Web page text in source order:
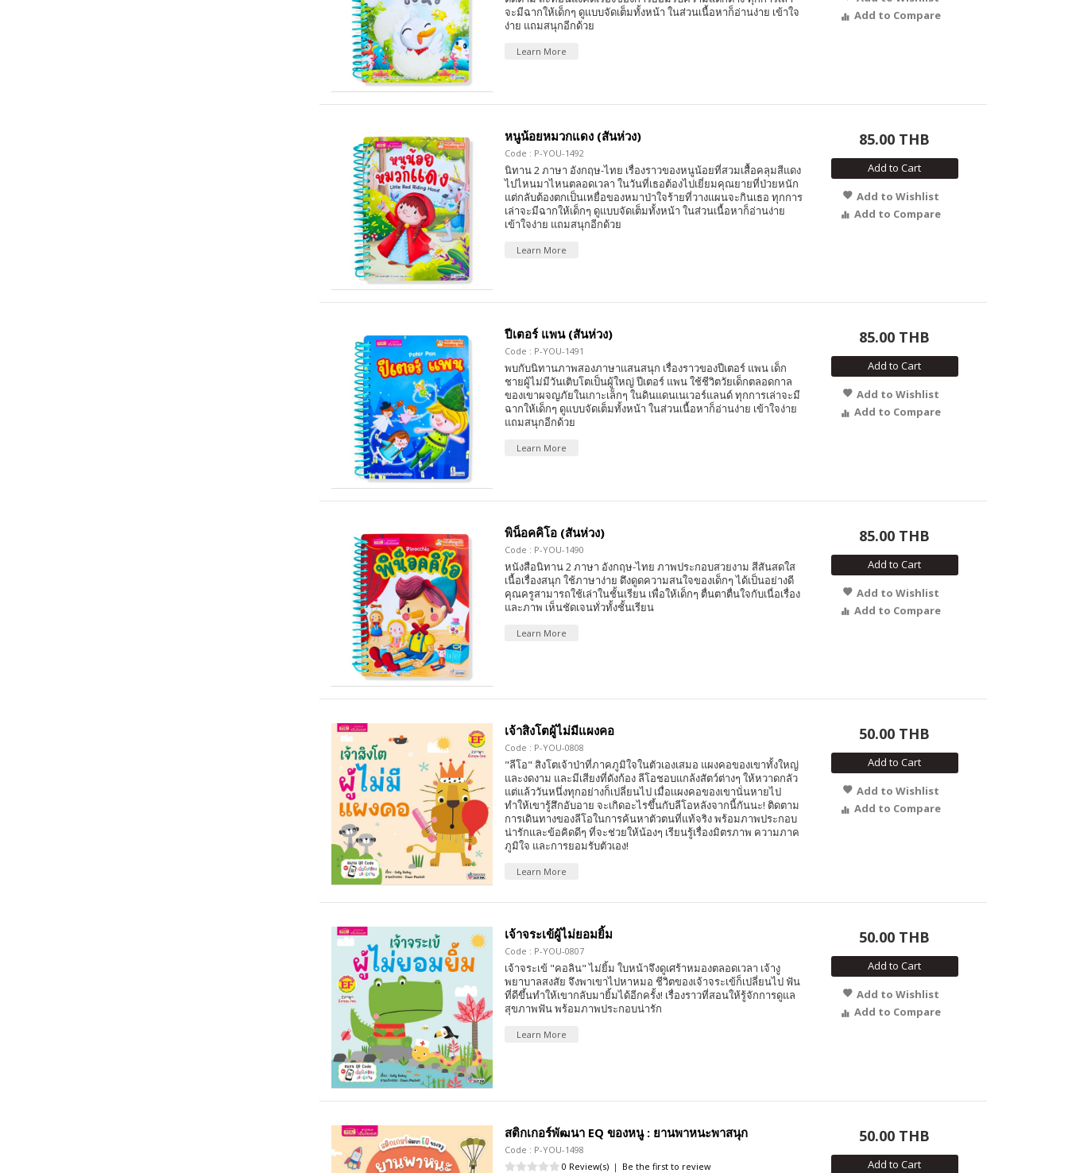
จะมีฉากให้เด็กๆ ดูแบบจัดเต็มทั้งหน้า ในส่วนเนื้อหาก็อ่านง่าย เข้าใจ
ง่าย แถมสนุกอีกด้วย
Learn More
Add to Compare
หนูน้อยหมวกแดง (สันห่วง)
Code : P-YOU-1492
นิทาน 2 ภาษา อังกฤษ-ไทย เรื่องราวของหนูน้อยที่สวมเสื้อคลุมสีแดง
ไปไหนมาไหนตลอดเวลา ในวันที่เธอต้องไปเยี่ยมคุณยายที่ป่วยหนัก
แต่กลับต้องตกเป็นเหยื่อของหมาป่าใจร้ายที่วางแผนจะกินเธอ ทุกการ
เล่าจะมีฉากให้เด็กๆ ดูแบบจัดเต็มทั้งหน้า ในส่วนเนื้อหาก็อ่านง่าย
เข้าใจง่าย แถมสนุกอีกด้วย
Learn More
85.00 THB
Add to Cart
Add to Wishlist
Add to Compare
ปีเตอร์ แพน (สันห่วง)
Code : P-YOU-1491
พบกับนิทานภาพสองภาษาแสนสนุก เรื่องราวของปีเตอร์ แพน เด็ก
ชายผู้ไม่มีวันเติบโตเป็นผู้ใหญ่ ปีเตอร์ แพน ใช้ชีวิตวัยเด็กตลอดกาล
ของเขาผจญภัยในเกาะเล็กๆ ในดินแดนเนเวอร์แลนด์ ทุกการเล่าจะมี
ฉากให้เด็กๆ ดูแบบจัดเต็มทั้งหน้า ในส่วนเนื้อหาก็อ่านง่าย เข้าใจง่าย
แถมสนุกอีกด้วย
Learn More
85.00 THB
Add to Cart
Add to Wishlist
Add to Compare
พิน็อคคิโอ (สันห่วง)
Code : P-YOU-1490
หนังสือนิทาน 2 ภาษา อังกฤษ-ไทย ภาพประกอบสวยงาม สีสันสดใส
เนื้อเรื่องสนุก ใช้ภาษาง่าย ดึงดูดความสนใจของเด็กๆ ได้เป็นอย่างดี
คุณครูสามารถใช้เล่าในชั้นเรียน เพื่อให้เด็กๆ ตื่นตาตื่นใจกับเนื่อเรื่อง
และภาพ เห็นชัดเจนทั่วทั้งชั้นเรียน
Learn More
85.00 THB
Add to Cart
Add to Wishlist
Add to Compare
เจ้าสิงโตผู้ไม่มีแผงคอ
Code : P-YOU-0808
"ลีโอ" สิงโตเจ้าป่าที่ภาคภูมิใจในตัวเองเสมอ แผงคอของเขาทั้งใหญ่
และงดงาม และมีเสียงที่ดังก้อง ลีโอชอบแกล้งสัตว์ต่างๆ ให้หวาดกลัว
แต่แล้ววันหนึ่งทุกอย่างก็เปลี่ยนไป เมื่อเเผงคอของเขานั่นหายไป
ทำให้เขารู้สึกอับอาย จะเกิดอะไรขึ้นกับลีโอหลังจากนี้กันนะ! ติดตาม
การเดินทางของลีโอในการค้นหาตัวตนที่แท้จริง พร้อมภาพประกอบ
น่ารักและข้อคิดดีๆ ที่จะช่วยให้น้องๆ เรียนรู้เรื่องมิตรภาพ ความภาค
ภูมิใจ และการยอมรับตัวเอง!
Learn More
50.00 THB
Add to Cart
Add to Wishlist
Add to Compare
เจ้าจระเข้ผู้ไม่ยอมยิ้ม
Code : P-YOU-0807
เจ้าจระเข้ "คอลิน" ไม่ยิ้ม ใบหน้าจึงดูเศร้าหมองตลอดเวลา เจ้างู
พยาบาลสงสัย จึงพาเขาไปหาหมอ ชีวิตของเจ้าจระเข้ก็เปลี่ยนไป ฟัน
ที่ดีขึ้นทำให้เขากลับมายิ้มได้อีกครั้ง! เรื่องราวที่สอนให้รู้จักการดูแล
สุขภาพฟัน พร้อมภาพประกอบน่ารัก
Learn More
50.00 THB
Add to Cart
Add to Wishlist
Add to Compare
สติกเกอร์พัฒนา EQ ของหนู : ยานพาหนะพาสนุก
Code : P-YOU-1498
0 Review(s) | Be the first to review
50.00 THB
Add to Cart